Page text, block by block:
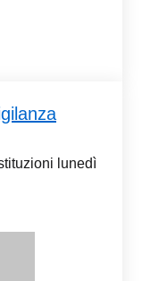
lunedì